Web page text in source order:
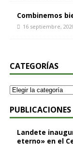
Combinemos
16 septiembre,
CATEGORÍAS
PUBLICACIONES
Landete
eterno» en el